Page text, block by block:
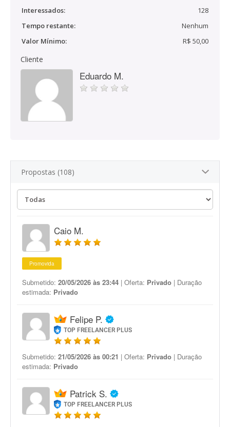
Interessados:
128
Tempo restante:
Nenhum
Valor Mínimo:
R$ 50,00
Cliente
Eduardo M.
Propostas (108)
Caio M.
Promovida
Submetido: 20/05/2026 às 23:44 | Oferta: Privado | Duração
estimada: Privado
Felipe P.
TOP FREELANCER PLUS
Submetido: 21/05/2026 às 00:21 | Oferta: Privado | Duração
estimada: Privado
Patrick S.
TOP FREELANCER PLUS